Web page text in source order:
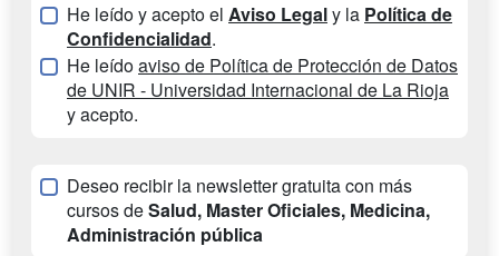
He leído y acepto el Aviso Legaly la Política de
Confidencialidad.
He leídoaviso de Política de Protección de Datos
de UNIR - Universidad Internacional de La Rioja
y acepto.
Deseo recibir la newsletter gratuita con más
cursos deSalud, Master Oficiales, Medicina,
Administración pública